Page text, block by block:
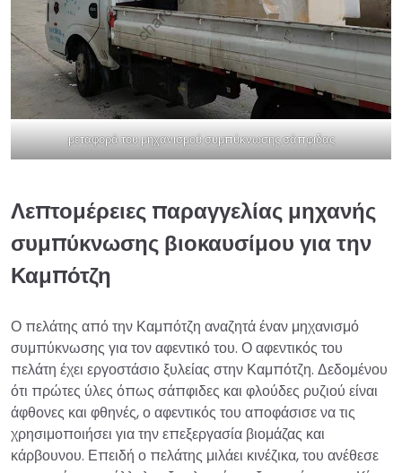
μεταφορά του μηχανισμού συμπύκνωσης σάπφιδας
Λεπτομέρειες παραγγελίας μηχανής
συμπύκνωσης βιοκαυσίμου για την
Καμπότζη
Ο πελάτης από την Καμπότζη αναζητά έναν μηχανισμό
συμπύκνωσης για τον αφεντικό του. Ο αφεντικός του
πελάτη έχει εργοστάσιο ξυλείας στην Καμπότζη. Δεδομένου
ότι πρώτες ύλες όπως σάπφιδες και φλούδες ρυζιού είναι
άφθονες και φθηνές, ο αφεντικός του αποφάσισε να τις
χρησιμοποιήσει για την επεξεργασία βιομάζας και
κάρβουνου. Επειδή ο πελάτης μιλάει κινέζικα, του ανέθεσε